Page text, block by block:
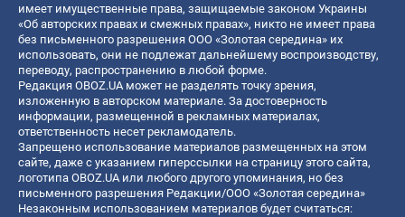
имеет имущественные права, защищаемые законом Украины
«Об авторских правах и смежных правах», никто не имеет права
без письменного разрешения ООО «Золотая середина» их
использовать, они не подлежат дальнейшему воспроизводству,
переводу, распространению в любой форме.
Редакция OBOZ.UA может не разделять точку зрения,
изложенную в авторском материале. За достоверность
информации, размещенной в рекламных материалах,
ответственность несет рекламодатель.
Запрещено использование материалов размещенных на этом
сайте, даже с указанием гиперссылки на страницу этого сайта,
логотипа OBOZ.UA или любого другого упоминания, но без
письменного разрешения Редакции/ООО «Золотая середина»
Незаконным использованием материалов будет считаться: